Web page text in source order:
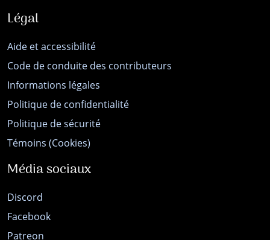
Légal
Aide et accessibilité
Code de conduite des contributeurs
Informations légales
Politique de confidentialité
Politique de sécurité
Témoins (Cookies)
Média sociaux
Discord
Facebook
Patreon